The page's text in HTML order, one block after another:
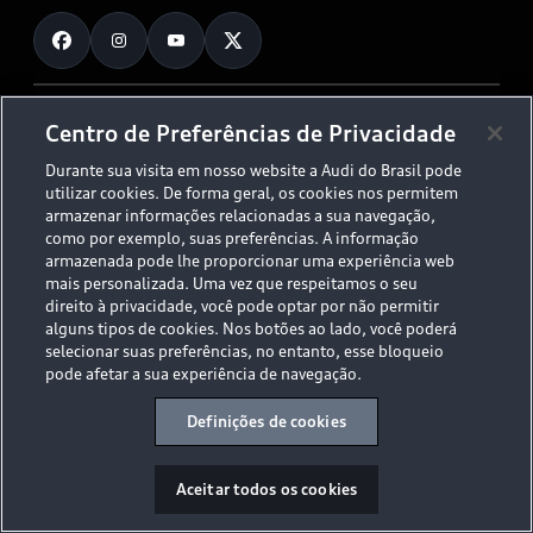
Planejamento de recarga
O Legado do S
Audi Driving Experience
ESG
Tecnologias Audi
Audi Collection
Fale Conosco
Trabalhe Conosco
© 2026 AUDI AG. All Rights Reserved.
Políticas de Privacidade
Código de Conduta
Aviso Legal
Proteção de Dados - LGPD
Sala de Imprensa
Desacelere. Seu bem maior é a vida.
Centro de Preferências de Privacidade
Durante sua visita em nosso website a Audi do Brasil pode
utilizar cookies. De forma geral, os cookies nos permitem
armazenar informações relacionadas a sua navegação,
como por exemplo, suas preferências. A informação
armazenada pode lhe proporcionar uma experiência web
mais personalizada. Uma vez que respeitamos o seu
direito à privacidade, você pode optar por não permitir
alguns tipos de cookies. Nos botões ao lado, você poderá
selecionar suas preferências, no entanto, esse bloqueio
pode afetar a sua experiência de navegação.
Definições de cookies
Aceitar todos os cookies